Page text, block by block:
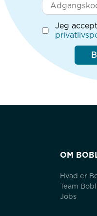
Jeg
OM
Hvad er
Team
Jobs